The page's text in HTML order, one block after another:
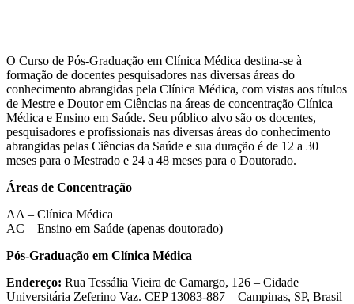
O Curso de Pós-Graduação em Clínica Médica destina-se à
formação de docentes pesquisadores nas diversas áreas do
conhecimento abrangidas pela Clínica Médica, com vistas aos títulos
de Mestre e Doutor em Ciências na áreas de concentração Clínica
Médica e Ensino em Saúde. Seu público alvo são os docentes,
pesquisadores e profissionais nas diversas áreas do conhecimento
abrangidas pelas Ciências da Saúde e sua duração é de 12 a 30
meses para o Mestrado e 24 a 48 meses para o Doutorado.
Áreas de Concentração
AA – Clínica Médica
AC – Ensino em Saúde (apenas doutorado)
Pós-Graduação em Clínica Médica
Endereço: Rua Tessália Vieira de Camargo, 126 – Cidade
Universitária Zeferino Vaz. CEP 13083-887 – Campinas, SP, Brasil